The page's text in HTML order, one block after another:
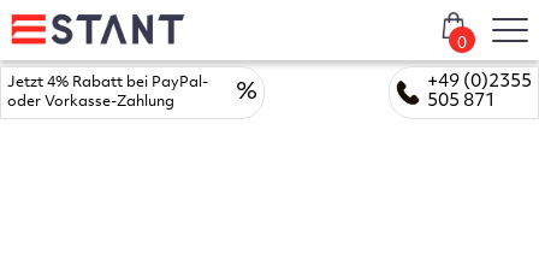
+49 (0)2355
505 871
Jetzt 4% Rabatt bei PayPal-
oder Vorkasse-Zahlung
%
0